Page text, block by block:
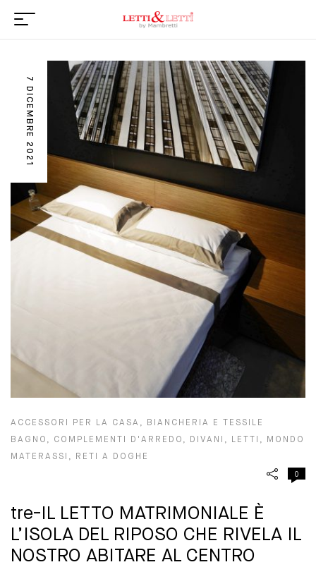
7 DICEMBRE 2021
ACCESSORI PER LA CASA ,
BIANCHERIA E TESSILE
BAGNO , COMPLEMENTI D'ARREDO , DIVANI , LETTI ,
MONDO
MATERASSI , RETI A DOGHE
0
tre-IL LETTO MATRIMONIALE È
L’ISOLA DEL RIPOSO CHE RIVELA IL
NOSTRO ABITARE AL CENTRO